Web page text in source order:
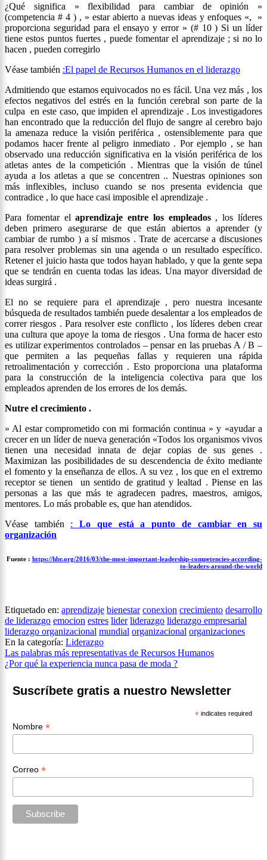
¿Qué significa » flexibilidad para cambiar de opinión »
(competencia # 4 ) , » estar abierto a nuevas ideas y enfoques «, »
proporciona seguridad para el ensayo y error » (# 10 ) Si un líder
tiene estos puntos fuertes , puede fomentar el aprendizaje ; si no lo
hacen , pueden corregirlo
Véase también :El papel de Recursos Humanos en el liderazgo
Admitiendo que estamos equivocados no es fácil. Una vez más , los
efectos negativos del estrés en la función cerebral son parte de la
culpa en este caso, que impiden el aprendizaje . Los investigadores
han encontrado que la reducción del flujo de sangre al cerebro bajo
la amenaza reduce la visión periférica , ostensiblemente para que
podamos hacer frente al peligro inmediato . Por ejemplo , se han
observado una reducción significativa en la visión periférica de los
atletas antes de la competición . Mientras que la visión de túnel
ayuda a los atletas a que se concentren .. Nuestras opiniones son
más inflexibles, incluso cuando se nos presenta evidencia que
contradice , lo que hace casi imposible el aprendizaje .
Para fomentar elaprendizaje entre los empleados, los líderes
deben primero asegurarse de que están abiertos a aprender (y
cambiar de rumbo ) a sí mismos . Trate de acercarse a discusiones
para resolver problemas sin una agenda o un resultado específico.
Retener el juicio hasta que todos hayan hablado, y que la gente sepa
que se tendrán en cuenta todas las ideas. Una mayor diversidad de
ideas surgirá .
El no se requiere para el aprendizaje , pero nuestra incesante
búsqueda de resultados también puede desalentar a los empleados de
correr riesgos . Para resolver este conflicto , los líderes deben crear
una cultura que apoye la toma de riesgos . Una forma de hacer esto
es utilizar experimentos controlados – pensar en las pruebas A / B –
que permiten a las pequeñas fallas y requieren una rápida
retroalimentación y corrección . Esto proporciona una plataforma
para la construcción de la inteligencia colectiva para que los
empleados aprenden de los errores de los demás.
Nutre el crecimiento .
» Al estar comprometido con mi formación continua » y «ayudar a
crecer en un líder de nueva generación «Todos los organismos vivos
tienen una necesidad innata de dejar copias de sus genes .
Maximizan las posibilidades de su descendencia de éxito mediante
el fomento y la enseñanza de ellos. A su vez , los que en el extremo
receptor se tienen un sentido de gratitud y lealtad . Piense en las
personas a las que más te agradecen padres, maestros, amigos,
mentores. Lo más probable es, que han atendidos.
Véase también :Lo que está a punto de cambiar en su
organización
Fuente : https://hbr.org/2016/03/the-most-important-leadership-competencies-according-
to-leaders-around-the-world
Etiquetado en: aprendizaje bienestar conexion crecimiento desarrollo
de liderazgo emocion estres lider liderazgo liderazgo empresarial
liderazgo organizacional mundial organizacional organizaciones
En la categoría: Liderazgo
Navegación
de
entradas
Las palabras más representativas de Recursos Humanos
¿Por qué la experiencia nunca pasa de moda ?
Suscríbete gratis a nuestro Newsletter
* indicates required
Nombre *
Correo *